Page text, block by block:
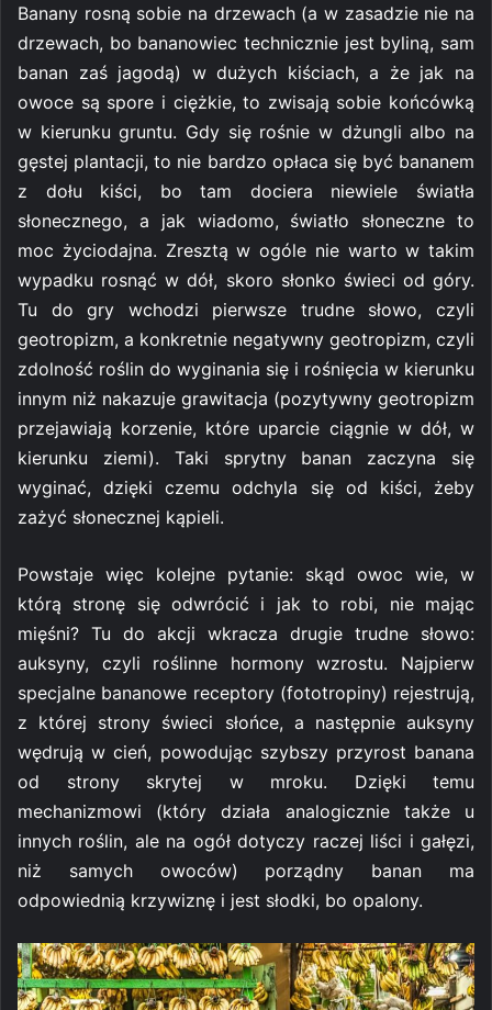
Banany rosną sobie na drzewach (a w zasadzie nie na
drzewach, bo bananowiec technicznie jest byliną, sam
banan zaś jagodą) w dużych kiściach, a że jak na
owoce są spore i ciężkie, to zwisają sobie końcówką
w kierunku gruntu. Gdy się rośnie w dżungli albo na
gęstej plantacji, to nie bardzo opłaca się być bananem
z dołu kiści, bo tam dociera niewiele światła
słonecznego, a jak wiadomo, światło słoneczne to
moc życiodajna. Zresztą w ogóle nie warto w takim
wypadku rosnąć w dół, skoro słonko świeci od góry.
Tu do gry wchodzi pierwsze trudne słowo, czyli
geotropizm, a konkretnie negatywny geotropizm, czyli
zdolność roślin do wyginania się i rośnięcia w kierunku
innym niż nakazuje grawitacja (pozytywny geotropizm
przejawiają korzenie, które uparcie ciągnie w dół, w
kierunku ziemi). Taki sprytny banan zaczyna się
wyginać, dzięki czemu odchyla się od kiści, żeby
zażyć słonecznej kąpieli.
Powstaje więc kolejne pytanie: skąd owoc wie, w
którą stronę się odwrócić i jak to robi, nie mając
mięśni? Tu do akcji wkracza drugie trudne słowo:
auksyny, czyli roślinne hormony wzrostu. Najpierw
specjalne bananowe receptory (fototropiny) rejestrują,
z której strony świeci słońce, a następnie auksyny
wędrują w cień, powodując szybszy przyrost banana
od strony skrytej w mroku. Dzięki temu
mechanizmowi (który działa analogicznie także u
innych roślin, ale na ogół dotyczy raczej liści i gałęzi,
niż samych owoców) porządny banan ma
odpowiednią krzywiznę i jest słodki, bo opalony.